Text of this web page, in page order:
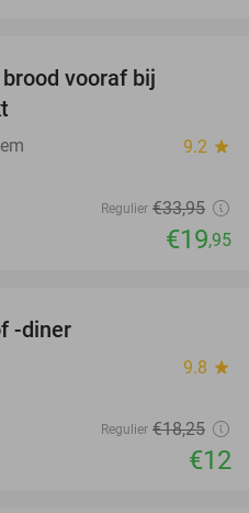
vooraf bij
9.2 star
Regulier €33,95
€19,95
-diner
9.8 star
Regulier €18,25
€12